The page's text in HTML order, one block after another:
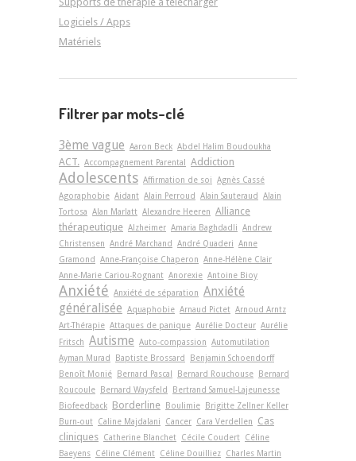
Logiciels / Apps
Matériels
Filtrer par mots-clé
3ème vague Aaron Beck Abdel Halim Boudoukha
ACT. Accompagnement Parental Addiction
Adolescents Affirmation de soi Agnès Cassé
Agoraphobie Aidant Alain Perroud Alain Sauteraud Alain
Tortosa Alan Marlatt Alexandre Heeren Alliance
thérapeutique Alzheimer Amaria Baghdadli Andrew
Christensen André Marchand André Quaderi Anne
Gramond Anne-Françoise Chaperon Anne-Hélène Clair
Anne-Marie Cariou-Rognant Anorexie Antoine Bioy
Anxiété Anxiété de séparation Anxiété
généralisée Aquaphobie Arnaud Pictet Arnoud Arntz
Art-Thérapie Attaques de panique Aurélie Docteur Aurélie
Fritsch Autisme Auto-compassion Automutilation
Ayman Murad
Baptiste Brossard
Benjamin Schoendorff
Benoît Monié Bernard Pascal Bernard Rouchouse Bernard
Roucoule Bernard Waysfeld
Bertrand Samuel-Lajeunesse
Biofeedback Borderline Boulimie Brigitte Zellner Keller
Burn-out Caline Majdalani Cancer Cara Verdellen
Cas
cliniques Catherine Blanchet Cécile Coudert Céline
Baeyens Céline Clément Céline Douilliez Charles Martin